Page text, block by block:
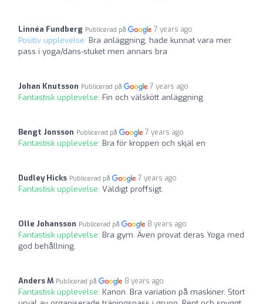
Linnéa Fundberg Publicerad på 7 years ago
Positiv upplevelse: Bra anläggning, hade kunnat vara mer
pass i yoga/dans-stuket men annars bra
Johan Knutsson Publicerad på 7 years ago
Fantastisk upplevelse: Fin och välskött anläggning
Bengt Jonsson Publicerad på 7 years ago
Fantastisk upplevelse: Bra för kroppen och skjäl en
Dudley Hicks Publicerad på 7 years ago
Fantastisk upplevelse: Väldigt proffsigt.
Olle Johansson Publicerad på 8 years ago
Fantastisk upplevelse: Bra gym. Även provat deras Yoga med
god behållning.
Anders M Publicerad på 8 years ago
Fantastisk upplevelse: Kanon. Bra variation på maskiner. Stort